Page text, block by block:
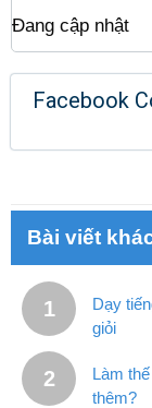
Đang cập nhật
Facebook
Bài viết
Dạy
giỏi
Làm
thêm?